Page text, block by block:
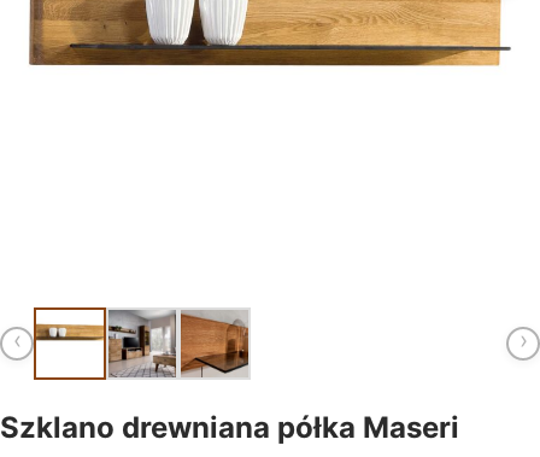
‹ ›
Szklano drewniana półka Maseri